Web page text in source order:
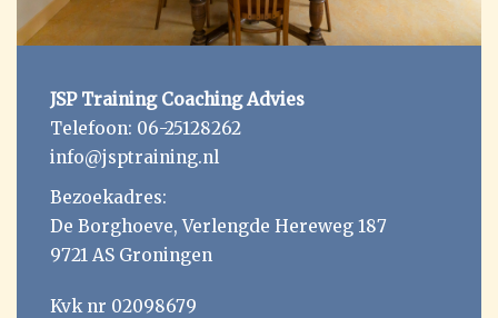
JSP Training Coaching Advies
Telefoon: 06-25128262
info@jsptraining.nl
Bezoekadres:
De Borghoeve, Verlengde Hereweg 187
9721 AS Groningen
Kvk nr 02098679